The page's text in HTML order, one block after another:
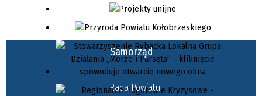
Samorząd
Rada Powiatu